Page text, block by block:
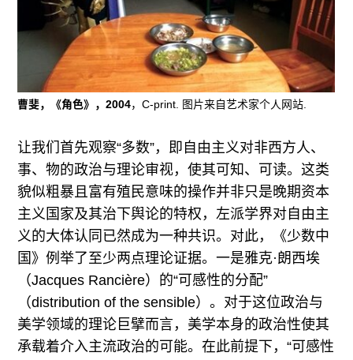
曹斐，《角色》，2004，C-print. 图片来自艺术家个人网站.
让我们首先观察“多数”，即自由主义对非西方人、
事、物的政治与理论审视，使其可知、可读。这类
貌似粗暴且富有殖民意味的操作并非只是晚期资本
主义国家及其治下舆论的特权，左派学界对自由主
义的大体认同已然成为一种共识。对此，《少数中
国》例举了至少两点理论证据。一是雅克·朗西埃
（Jacques Rancière）的“可感性的分配”
（distribution of the sensible）。对于这位政治与
美学领域的理论巨擘而言，美学本身的政治性使其
承载着介入主流政治的可能。在此前提下，“可感性